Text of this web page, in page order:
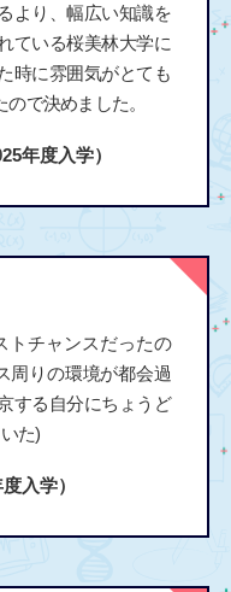
より、幅広い知識を
ている桜美林大学に
時に雰囲気がとても
で決めました。
年度入学）
チャンスだったの
周りの環境が都会過
する自分にちょうど
た)
入学）